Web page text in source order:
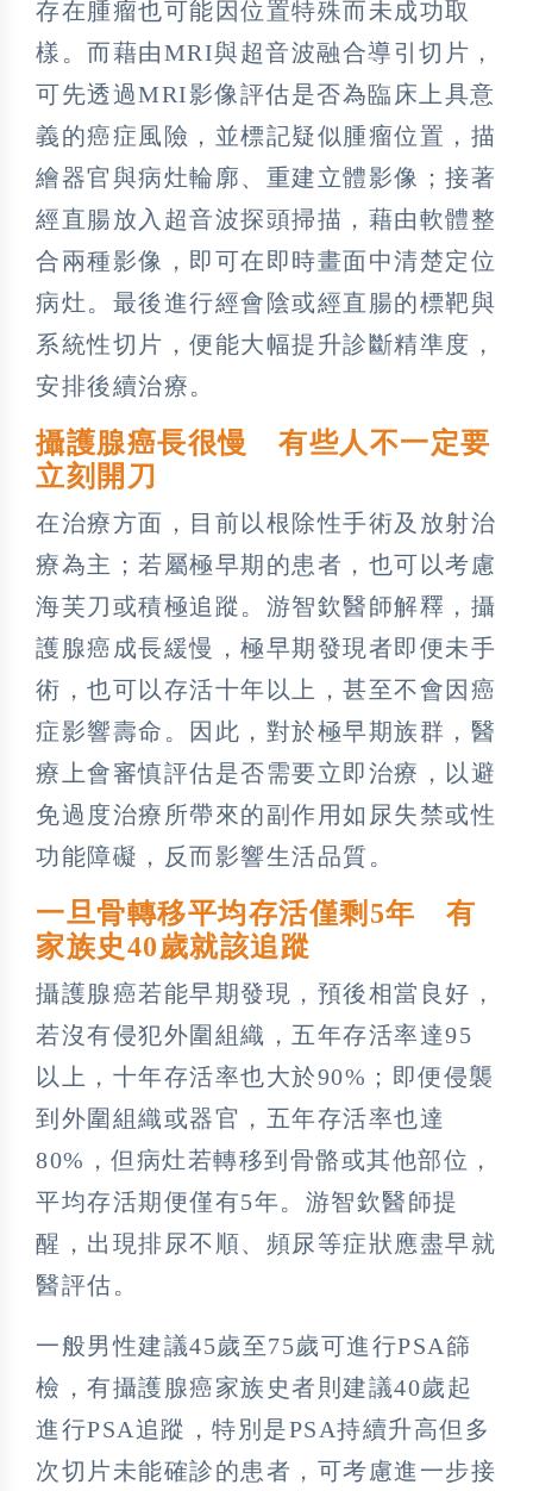
存在腫瘤也可能因位置特殊而未成功取
樣。而藉由MRI與超音波融合導引切片，
可先透過MRI影像評估是否為臨床上具意
義的癌症風險，並標記疑似腫瘤位置，描
繪器官與病灶輪廓、重建立體影像；接著
經直腸放入超音波探頭掃描，藉由軟體整
合兩種影像，即可在即時畫面中清楚定位
病灶。最後進行經會陰或經直腸的標靶與
系統性切片，便能大幅提升診斷精準度，
安排後續治療。
攝護腺癌長很慢 有些人不一定要
立刻開刀
在治療方面，目前以根除性手術及放射治
療為主；若屬極早期的患者，也可以考慮
海芙刀或積極追蹤。游智欽醫師解釋，攝
護腺癌成長緩慢，極早期發現者即便未手
術，也可以存活十年以上，甚至不會因癌
症影響壽命。因此，對於極早期族群，醫
療上會審慎評估是否需要立即治療，以避
免過度治療所帶來的副作用如尿失禁或性
功能障礙，反而影響生活品質。
一旦骨轉移平均存活僅剩5年 有
家族史40歲就該追蹤
攝護腺癌若能早期發現，預後相當良好，
若沒有侵犯外圍組織，五年存活率達95
以上，十年存活率也大於90%；即便侵襲
到外圍組織或器官，五年存活率也達
80%，但病灶若轉移到骨骼或其他部位，
平均存活期便僅有5年。游智欽醫師提
醒，出現排尿不順、頻尿等症狀應盡早就
醫評估。
一般男性建議45歲至75歲可進行PSA篩
檢，有攝護腺癌家族史者則建議40歲起
進行PSA追蹤，特別是PSA持續升高但多
次切片未能確診的患者，可考慮進一步接